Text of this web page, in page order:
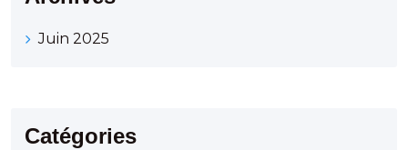
Juin 2025
Catégories